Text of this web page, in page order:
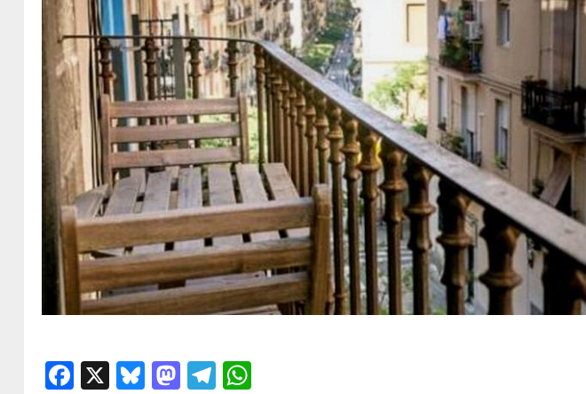
Facebook
X Bluesky
Mastodon
Telegram